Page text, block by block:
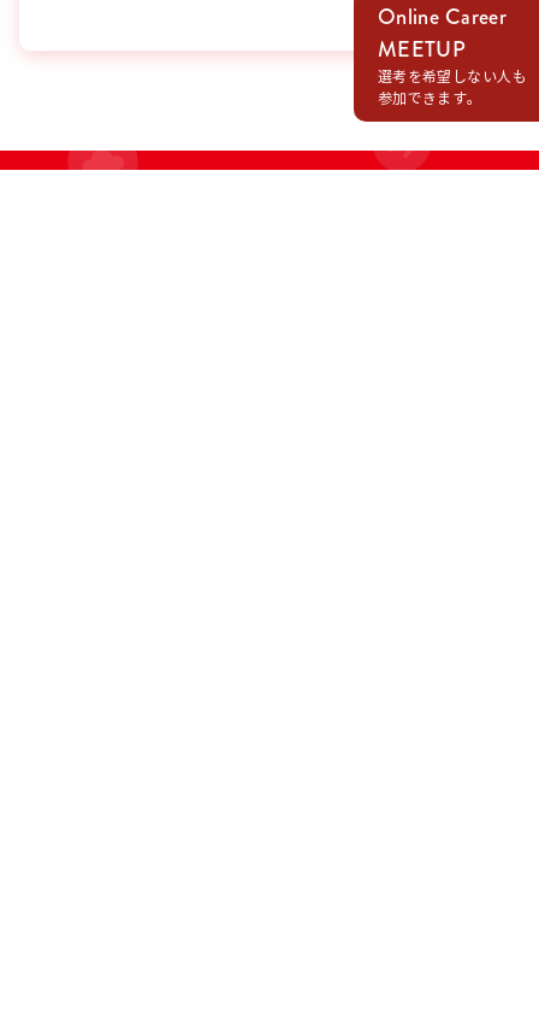
Online Career
MEETUP
選考を希望しない人も
参加できます。